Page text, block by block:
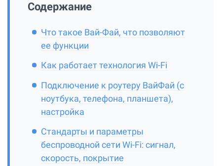
Содержание
Что такое Вай-Фай, что позволяют
ее функции
Как работает технология Wi-Fi
Подключение к роутеру ВайФай (с
ноутбука, телефона, планшета),
настройка
Стандарты и параметры
беспроводной сети Wi-Fi: сигнал,
скорость, покрытие